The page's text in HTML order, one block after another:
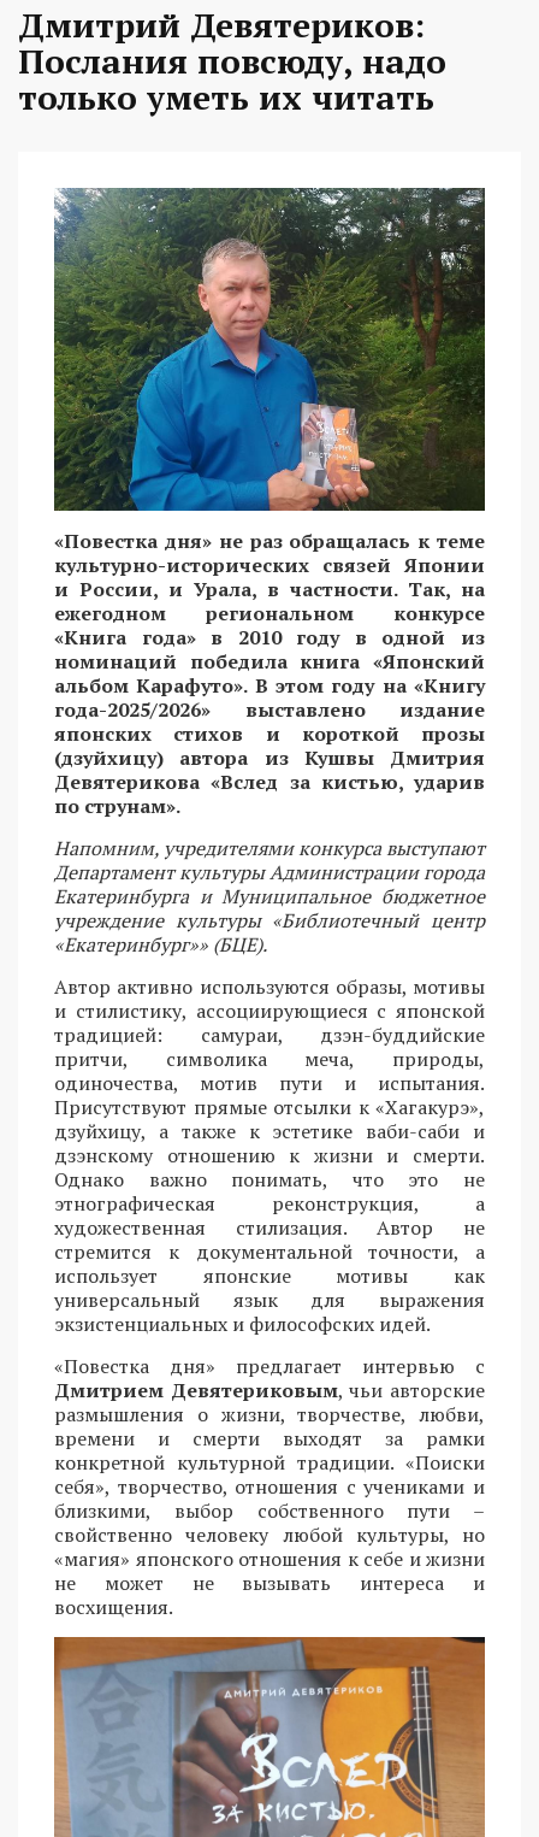
Дмитрий Девятериков:
Послания повсюду, надо
только уметь их читать
«Повестка дня» не раз обращалась к теме
культурно-исторических связей Японии
и России, и Урала, в частности. Так, на
ежегодном региональном конкурсе
«Книга года» в 2010 году в одной из
номинаций победила книга «Японский
альбом Карафуто». В этом году на «Книгу
года-2025/2026» выставлено издание
японских стихов и короткой прозы
(дзуйхицу) автора из Кушвы Дмитрия
Девятерикова «Вслед за кистью, ударив
по струнам».
Напомним, учредителями конкурса выступают
Департамент культуры Администрации города
Екатеринбурга и Муниципальное бюджетное
учреждение культуры «Библиотечный центр
«Екатеринбург»» (БЦЕ).
Автор активно используются образы, мотивы
и стилистику, ассоциирующиеся с японской
традицией: самураи, дзэн-буддийские
притчи, символика меча, природы,
одиночества, мотив пути и испытания.
Присутствуют прямые отсылки к «Хагакурэ»,
дзуйхицу, а также к эстетике ваби-саби и
дзэнскому отношению к жизни и смерти.
Однако важно понимать, что это не
этнографическая реконструкция, а
художественная стилизация. Автор не
стремится к документальной точности, а
использует японские мотивы как
универсальный язык для выражения
экзистенциальных и философских идей.
«Повестка дня» предлагает интервью с
Дмитрием Девятериковым, чьи авторские
размышления о жизни, творчестве, любви,
времени и смерти выходят за рамки
конкретной культурной традиции. «Поиски
себя», творчество, отношения с учениками и
близкими, выбор собственного пути –
свойственно человеку любой культуры, но
«магия» японского отношения к себе и жизни
не может не вызывать интереса и
восхищения.